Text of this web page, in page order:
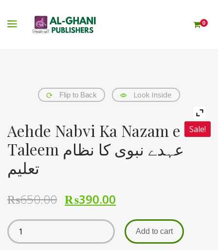
0
Flip to Back Look Inside
Sale!
Aehde Nabvi Ka Nazam e
Taleem عہدے نبوی کا نظام
تعلیم
₨650.00 ₨390.00
Add to cart